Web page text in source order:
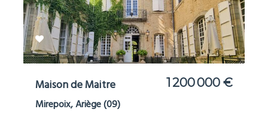
Maison de Maitre 1 200 000 €
Mirepoix, Ariège (09)